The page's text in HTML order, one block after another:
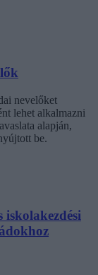
nevelőket
lehet alkalmazni
alapján,
be.
iskolakezdési